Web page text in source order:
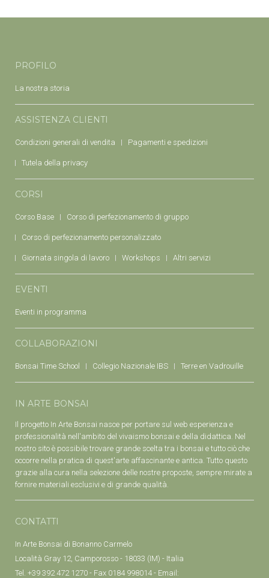
PROFILO
La nostra storia
ASSISTENZA CLIENTI
Condizioni generali di vendita Pagamenti e spedizioni
Tutela della privacy
CORSI
Corso Base Corso di perfezionamento di gruppo
Corso di perfezionamento personalizzato
Giornata singola di lavoro Workshops Altri servizi
EVENTI
Eventi in programma
COLLABORAZIONI
Bonsai Time School Collegio Nazionale IBS Terre en Vadrouille
IN ARTE BONSAI
Il progetto In Arte Bonsai nasce per portare sul web esperienza e
professionalità nell'ambito del vivaismo bonsai e della didattica. Nel
nostro sito è possibile trovare grande scelta tra i bonsai e tutto ciò che
occorre nella pratica di quest'arte affascinante e antica. Tutto questo
grazie alla cura nella selezione delle nostre proposte, sempre mirate a
fornire materiali esclusivi e di grande qualità.
CONTATTI
In Arte Bonsai di Bonanno Carmelo
Località Gray 12, Camporosso - 18033 (IM) - Italia
Tel. +39 392 472 1270 - Fax 0184 998014 - Email: